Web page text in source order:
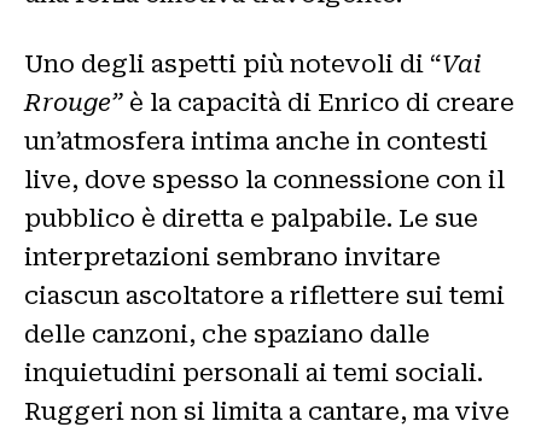
Uno degli aspetti più notevoli di “Vai
Rrouge” è la capacità di Enrico di creare
un’atmosfera intima anche in contesti
live, dove spesso la connessione con il
pubblico è diretta e palpabile. Le sue
interpretazioni sembrano invitare
ciascun ascoltatore a riflettere sui temi
delle canzoni, che spaziano dalle
inquietudini personali ai temi sociali.
Ruggeri non si limita a cantare, ma vive